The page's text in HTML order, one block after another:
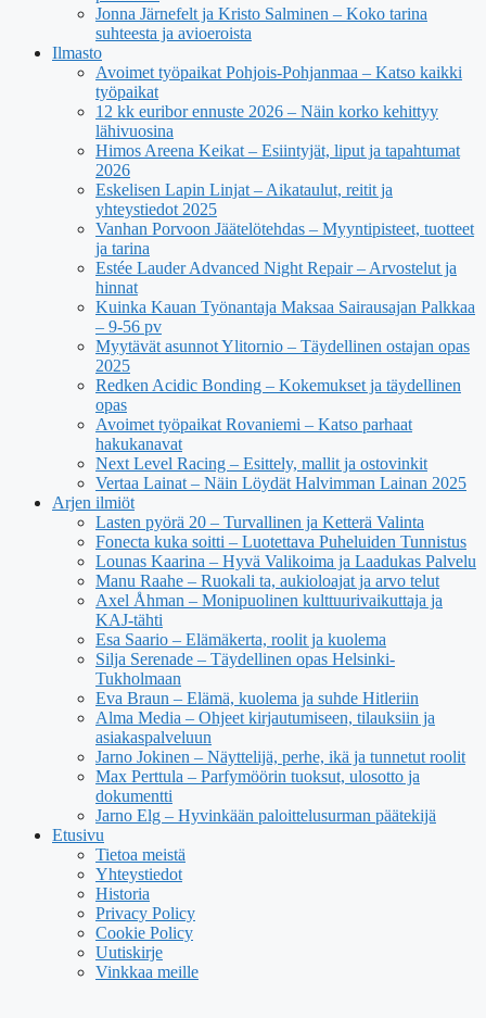
Jonna Järnefelt ja Kristo Salminen – Koko tarina
suhteesta ja avioeroista
Ilmasto
Avoimet työpaikat Pohjois-Pohjanmaa – Katso kaikki
työpaikat
12 kk euribor ennuste 2026 – Näin korko kehittyy
lähivuosina
Himos Areena Keikat – Esiintyjät, liput ja tapahtumat
2026
Eskelisen Lapin Linjat – Aikataulut, reitit ja
yhteystiedot 2025
Vanhan Porvoon Jäätelötehdas – Myyntipisteet, tuotteet
ja tarina
Estée Lauder Advanced Night Repair – Arvostelut ja
hinnat
Kuinka Kauan Työnantaja Maksaa Sairausajan Palkkaa
– 9-56 pv
Myytävät asunnot Ylitornio – Täydellinen ostajan opas
2025
Redken Acidic Bonding – Kokemukset ja täydellinen
opas
Avoimet työpaikat Rovaniemi – Katso parhaat
hakukanavat
Next Level Racing – Esittely, mallit ja ostovinkit
Vertaa Lainat – Näin Löydät Halvimman Lainan 2025
Arjen ilmiöt
Lasten pyörä 20 – Turvallinen ja Ketterä Valinta
Fonecta kuka soitti – Luotettava Puheluiden Tunnistus
Lounas Kaarina – Hyvä Valikoima ja Laadukas Palvelu
Manu Raahe – Ruokali ta, aukioloajat ja arvo telut
Axel Åhman – Monipuolinen kulttuurivaikuttaja ja
KAJ-tähti
Esa Saario – Elämäkerta, roolit ja kuolema
Silja Serenade – Täydellinen opas Helsinki-
Tukholmaan
Eva Braun – Elämä, kuolema ja suhde Hitleriin
Alma Media – Ohjeet kirjautumiseen, tilauksiin ja
asiakaspalveluun
Jarno Jokinen – Näyttelijä, perhe, ikä ja tunnetut roolit
Max Perttula – Parfymöörin tuoksut, ulosotto ja
dokumentti
Jarno Elg – Hyvinkään paloittelusurman päätekijä
Etusivu
Tietoa meistä
Yhteystiedot
Historia
Privacy Policy
Cookie Policy
Uutiskirje
Vinkkaa meille